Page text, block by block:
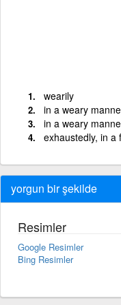
wearily
in a weary
in a weary
exhaustedly, in a
yorgun bir şekilde
Resimler
Google Resimler
Bing Resimler